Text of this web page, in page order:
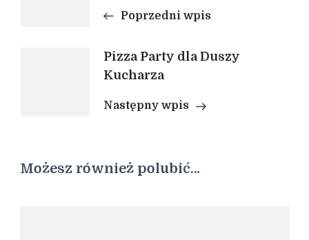
wpisuPoprzedni wpis
Pizza Party dla Duszy
Kucharza
Następny wpis
Możesz również polubić…